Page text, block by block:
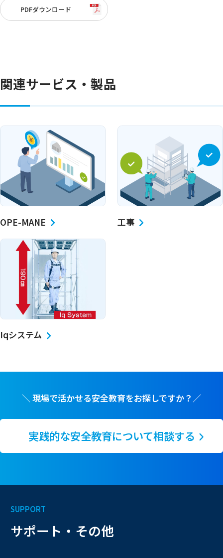
PDFダウンロード
関連サービス・製品
OPE-MANE 工事
Iqシステム
＼ 現場で活かせる安全教育をお探しですか？／
実践的な安全教育について相談する
SUPPORT
サポート・その他